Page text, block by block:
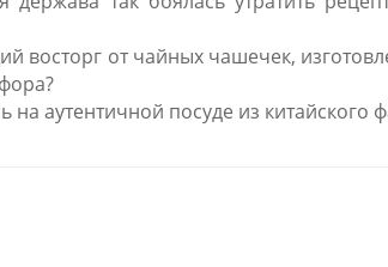
восторг от чайных чашечек,
на аутентичной посуде из китайского